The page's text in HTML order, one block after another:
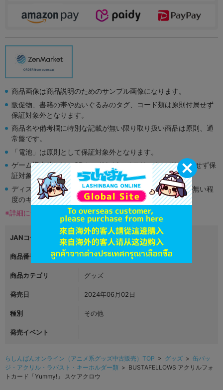
商品画像は商品説明のためのサンプル画像になります。
販促物、書籍の帯やぬいぐるみのタグ、コード類は原則付属せず
保証対象外となります。
商品名や備考欄に特別な記載が無い限り取り扱い商品は原則、通
常盤です。
「電池」は原則として保証対象外となります。
ゲーム機本体には、SDカードなどのメモリーカードは付属せず保
証対象外となります。
ディスク類の読み取り面のキズに関しまして再生に支障が無い程
度のキズがある場合がございます。
※詳細につきましてはコチラ
JANコード 4582494262431
商品番号 L06125674
商品カテゴリ グッズ
発売日 2024年06月02日
種別 その他
発売イベント
らしんばんオンライン（アニメ系グッズ中古販売）TOP > グッズ > 缶バッ
ジ・アクリル・ラバスト・キーホルダー類 > BUSTAFELLOWS アクリルフォ
トカード「Yummy!」 スケアクロウ